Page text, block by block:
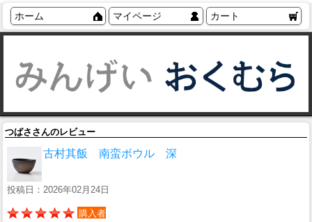
ホーム マイページ カート
つばささんのレビュー
古村其飯 南蛮ボウル 深
投稿日：2026年02月24日
購入者